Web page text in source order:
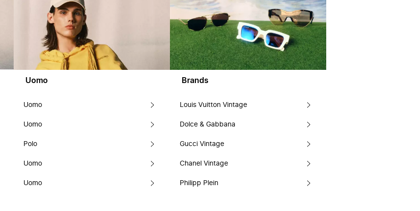
Uomo
Uomo
Uomo
Polo
Uomo
Uomo
Brands
Louis Vuitton Vintage
Dolce & Gabbana
Gucci Vintage
Chanel Vintage
Philipp Plein